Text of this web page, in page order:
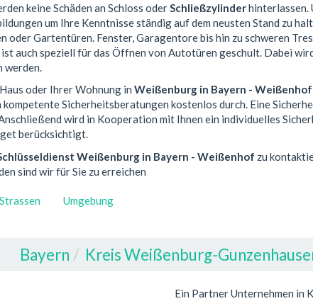
keine Schäden an Schloss oderSchließzylinderhinterlassen.
um Ihre Kenntnisse ständig auf dem neusten Stand zu
oder Gartentüren. Fenster, Garagentore bis hin zu schweren
ist auch speziell für das Öffnen von Autotüren geschult. Dabei
werden.
oder Ihrer Wohnung in Weißenburg in Bayern - Weißenhof
Sicherheitsberatungen kostenlos durch. Eine
wird in Kooperation mit Ihnen ein individuelles
berücksichtigt.
Weißenburg in Bayern - Weißenhof zu
sind wir für Sie zu erreichen
Strassen Umgebung
Bayern Kreis Weißenburg-
Ein Partner Unternehmen in